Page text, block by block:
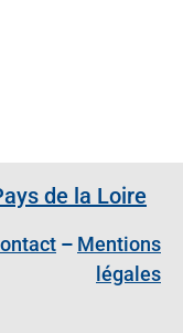
de la Loire
– Mentions
légales